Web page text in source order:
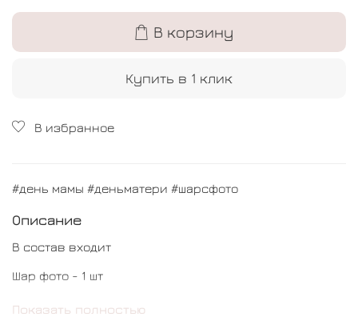
В корзину
Купить в 1 клик
В избранное
#день мамы #деньматери #шарсфото
Описание
В состав входит
Шар фото - 1 шт
Шар сердце с фото в коробке - 1 шт
Показать полностью